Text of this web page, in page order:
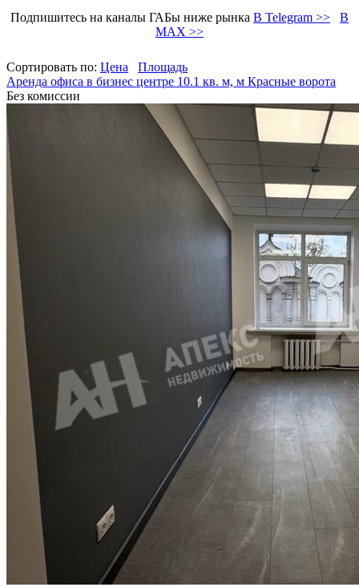
Подпишитесь на каналы ГАБы ниже рынка В Telegram >>
В
MAX >>
Сортировать по: Цена
Площадь
Аренда офиса в бизнес центре 10.1 кв. м, м Красные ворота
Без комиссии